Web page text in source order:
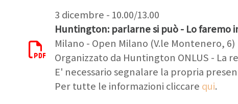
3 dicembre - 10.00/13.00
Huntington: parlarne si può - Lo faremo
Milano - Open Milano (V.le Montenero, 6)
Organizzato da Huntington ONLUS -
E' necessario segnalare la propria
Per tutte le informazioni cliccare qui.